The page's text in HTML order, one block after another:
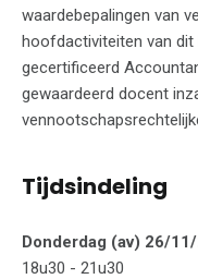
waardebepalingen van
hoofdactiviteiten van dit
gecertificeerd
gewaardeerd docent
Tijdsindeling
Donderdag (av) 26/
18u30 - 21u30